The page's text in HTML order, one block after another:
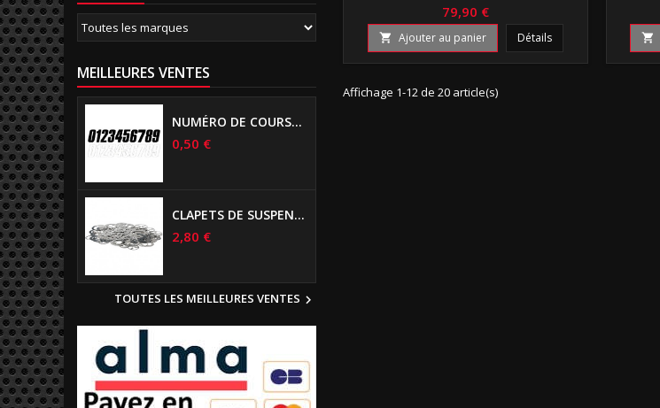
MEILLEURES VENTES
NUMÉRO DE COURSE US 17 CM NOIR
0,50 €
CLAPETS DE SUSPENSIONS DIAMÈTRE 6MM
2,80 €
TOUTES LES MEILLEURES VENTES 
79,90 €
 Ajouter au panier Détails 
Affichage 1-12 de 20 article(s)